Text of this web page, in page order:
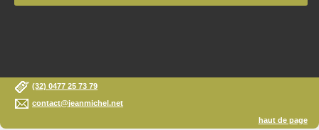
(32) 0477 25 73 79
contact@jeanmichel.net
haut de page